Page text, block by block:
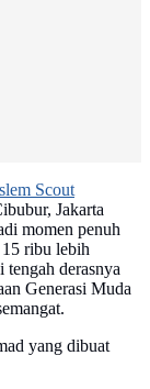
Scout
Jakarta
momen penuh
15 ribu lebih
tengah derasnya
Generasi Muda
yang dibuat